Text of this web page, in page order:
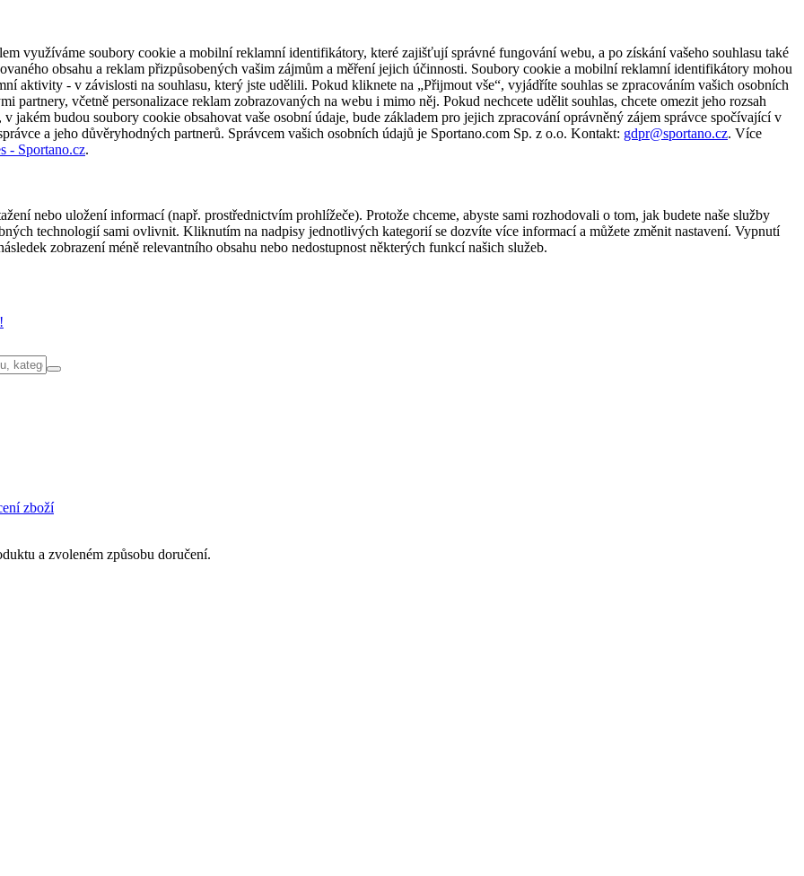
využíváme soubory cookie a mobilní reklamní identifikátory, které zajišťují správné fungování webu, a po získání vašeho souhlasu také
obsahu a reklam přizpůsobených vašim zájmům a měření jejich účinnosti. Soubory cookie a mobilní reklamní identifikátory mohou
aktivity - v závislosti na souhlasu, který jste udělili. Pokud kliknete na „Přijmout vše“, vyjádříte souhlas se zpracováním vašich osobních
včetně personalizace reklam zobrazovaných na webu i mimo něj. Pokud nechcete udělit souhlas, chcete omezit jeho rozsah
jakém budou soubory cookie obsahovat vaše osobní údaje, bude základem pro jejich zpracování oprávněný zájem správce spočívající v
a jeho důvěryhodných partnerů. Správcem vašich osobních údajů je Sportano.com Sp. z o.o. Kontakt: gdpr@sportano.cz. Více
- Sportano.cz.
nebo uložení informací (např. prostřednictvím prohlížeče). Protože chceme, abyste sami rozhodovali o tom, jak budete naše služby
technologií sami ovlivnit. Kliknutím na nadpisy jednotlivých kategorií se dozvíte více informací a můžete změnit nastavení. Vypnutí
zobrazení méně relevantního obsahu nebo nedostupnost některých funkcí našich služeb.
zboží
a zvoleném způsobu doručení.